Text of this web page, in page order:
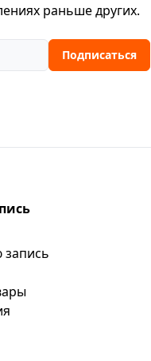
раньше других.
Подписаться
запись